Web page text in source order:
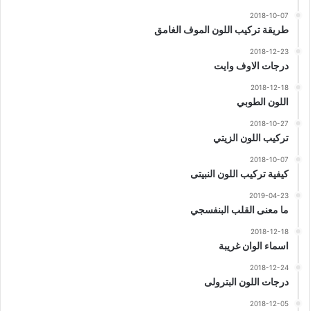
2018-10-07
طريقة تركيب اللون الموف الغامق
2018-12-23
درجات الاوف وايت
2018-12-18
اللون الطوبي
2018-10-27
تركيب اللون الزيتي
2018-10-07
كيفية تركيب اللون النبيتى
2019-04-23
ما معنى القلب البنفسجي
2018-12-18
اسماء الوان غريبة
2018-12-24
درجات اللون البترولى
2018-12-05